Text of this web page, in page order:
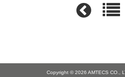
Copyright © 2026 AMTECS CO.,